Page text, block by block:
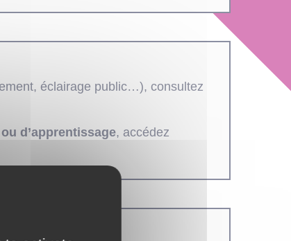
éclairage public…), consultez
d’apprentissage, accédez